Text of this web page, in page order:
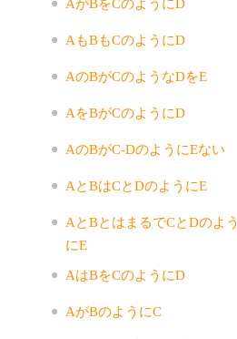
AがBをCのようにD
AもBもCのようにD
AのBがCのようなDをE
AをBがCのようにD
AのBがC-DのようにEない
AとBはCとDのようにE
AとBとはまるでCとDのよう
にE
AはBをCのようにD
AがBのようにC